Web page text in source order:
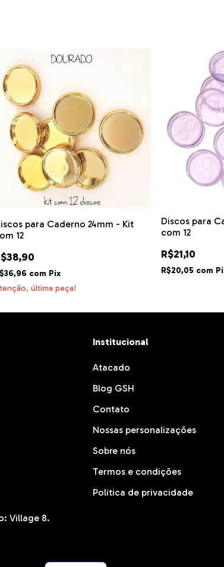
para Caderno 24mm - Kit
12
com Pix
última peça!
Discos para
com 12
R$21,10
R$20,05 com
Village 8.
Institucional
Atacado
Blog GSH
Contato
Nossas personalizações
Sobre nós
Termos e condições
Politica de privacidade